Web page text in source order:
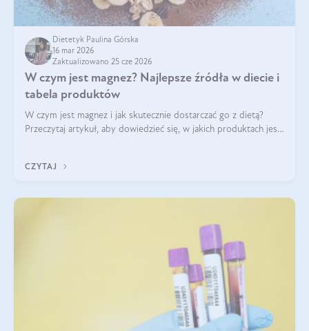
Dietetyk Paulina Górska
16 mar 2026
Zaktualizowano 25 cze 2026
W czym jest magnez? Najlepsze źródła w diecie i
tabela produktów
W czym jest magnez i jak skutecznie dostarczać go z dietą?
Przeczytaj artykuł, aby dowiedzieć się, w jakich produktach jest
CZYTAJ